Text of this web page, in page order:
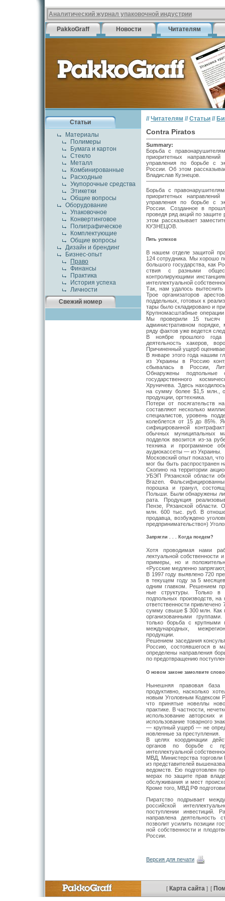
Аналитический журнал упаковочной индустрии
PakkoGraff Новости Читателям
Статьи
Материалы
Полимеры
Бумага и картон
Стекло
Металл
Комбинированные
Расходные
Укупорочные средства
Этикетки
Общие вопросы
Оборудование
Упаковочное
Конвертинговое
Полиграфическое
Комплектующие
Общие вопросы
Дизайн и брендинг
Бизнес-опыт
Право
Финансы
Практика
История успеха
Личности
Свежий номер
// Читателям // Статьи //
Contra Piratos
Summary:
Борьба с
приоритетных направлений
управления по борьбе с
России. Об этом
Владислав Кузнецов.
Борьба с
приоритетных направлений
управления по борьбе с
России. Созданное в
проведя ряд акций по защите
этом рассказывает
КУЗНЕЦОВ.
Пять успехов
В нашем отделе защитой
124 сотрудника. Мы хорошо
большого государства, как
ствия с разными
контролирующими
интеллектуальной
Так, нам удалось
Трое организаторов
поддельных, го­товых к
тары было складировано и
Крупномасштабные
Мы проверили 15 тысяч
административном порядке,
ряду фактов уже ведется
В ноябре прошлого
деятельность хакеров,
Причиненный ущерб
В январе этого года нашим
из Украины в Россию
сбывалась в Рос­сии,
Обнаружены
государственного
Хруничева. Здесь
на сумму более $1,5 млн.,
продукции, оргтехника.
Потери от посягательств
составляют несколько
специалистов, уровень
колеб­лется от 15 до 85%.
сифицированной
обычных муниципальных
подделок ввозится из-за
техника и программное
аудиокассеты — из Украины.
Московский опыт показал,
мог бы быть рас­пространен
Скопино на территории
УБЭП Рязанской области
Brazen.
порошка и гра­нул,
Польши. Были обнаружены
рата. Продукция
Пензе, Рязанской области.
млн. 600 тыс. руб. В
продавца, воз­буждено
пред­принимательство»)
Запрягли . . . Когда поедем?
Хотя проводимая нами
лектуальной собственности
примеры, но и
«Русские медлен­но
В 1997 году выявлено 720
в текущем году за 5
одним главком. Решением
ные структуры. Только в
подпольных производств, на
ответственности
сумму свыше $ 300 млн. Как
организованными
только борьба с крупными
международных,
продукции.
Решением заседания
Россию, состоявшегося в
определены на­правления
по предотвращению
О новом законе замолвите слово
Нынешняя правовая база
продуктивно, насколько
новым Уголовным Ко­дексом
что принятые новеллы
практике. В частности,
использование авторских
использование товарно­го
— крупный ущерб — не
новленные за преступления.
В целях координации
органов по борьбе с
интеллектуальной
МВД, Мини­стерства
из представителей
ведомств. Ею подготовлен
мерах по защите прав
обслу­живания и мест
Кроме того, МВД РФ
Пиратство подрывает
российской
поступлении инвести­ций.
направлена дея­тельность
позволит усилить позиции
ной собственности и
России.
Версия для печати
[ Карта сайта ] [